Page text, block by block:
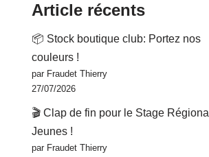
Article récents
📦 Stock boutique club: Portez nos
couleurs !
par Fraudet Thierry
27/07/2026
🎬 Clap de fin pour le Stage Régional
Jeunes !
par Fraudet Thierry